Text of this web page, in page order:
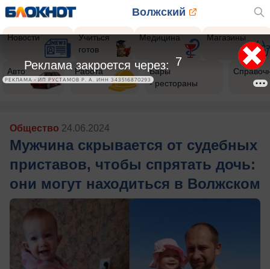
Волжский
Новости
Учиться
готов
Медицина Магазины
Авто Работа
Бары
- рестораны
Общество 24.06.2024
Мужчина скрывается от судебных
приставов, чтобы спрятать дочь:
они могут находиться в Волжском
5
Реклама закроется через:
РЕКЛАМА • ИП РУСТАМОВ Р. А. ИНН 343516870293